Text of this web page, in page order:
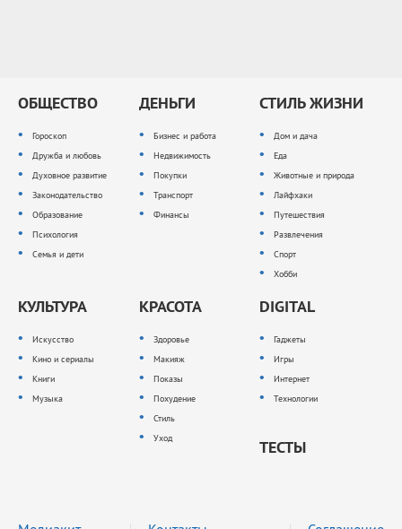
ОБЩЕСТВО
Гороскоп
Дружба и любовь
Духовное развитие
Законодательство
Образование
Психология
Семья и дети
ДЕНЬГИ
Бизнес и работа
Недвижимость
Покупки
Транспорт
Финансы
СТИЛЬ ЖИЗНИ
Дом и дача
Еда
Животные и природа
Лайфхаки
Путешествия
Развлечения
Спорт
Хобби
КУЛЬТУРА
Искусство
Кино и сериалы
Книги
Музыка
КРАСОТА
Здоровье
Макияж
Показы
Похудение
Стиль
Уход
DIGITAL
Гаджеты
Игры
Интернет
Технологии
ТЕСТЫ